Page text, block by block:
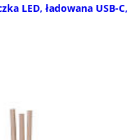
LED, ładowana USB-C,